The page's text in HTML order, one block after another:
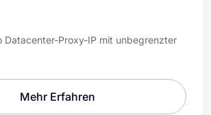
Datacenter-Proxy-IP mit unbegrenzter
Mehr Erfahren